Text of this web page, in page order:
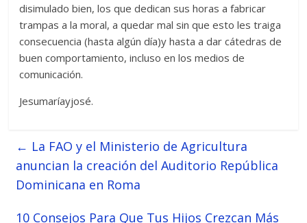
disimulado bien, los que dedican sus horas a fabricar
trampas a la moral, a quedar mal sin que esto les traiga
consecuencia (hasta algún día)y hasta a dar cátedras de
buen comportamiento, incluso en los medios de
comunicación.
Jesumaríayjosé.
← La FAO y el Ministerio de Agricultura
anuncian la creación del Auditorio República
Dominicana en Roma
10 Consejos Para Que Tus Hijos Crezcan Más